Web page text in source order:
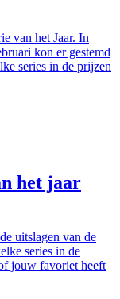
van het Jaar. In
kon er gestemd
series in de prijzen
het jaar
uitslagen van de
series in de
jouw favoriet heeft